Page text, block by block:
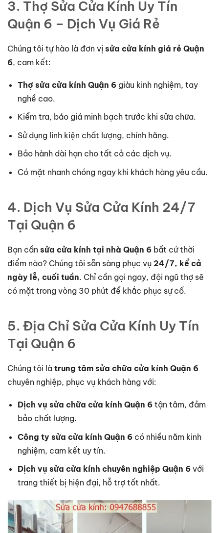
3. Thợ Sửa Cửa Kính Uy Tín
Quận 6 – Dịch Vụ Giá Rẻ
Chúng tôi tự hào là đơn vị sửa cửa kính giá rẻ Quận
6, cam kết:
Thợ sửa cửa kính Quận 6giàu kinh nghiệm, tay
nghề cao.
Kiểm tra, báo giá minh bạch trước khi sửa chữa.
Sử dụng linh kiện chất lượng, chính hãng.
Bảo hành dài hạn cho tất cả các dịch vụ.
Có mặt nhanh chóng ngay khi khách hàng yêu cầu.
4. Dịch Vụ Sửa Cửa Kính 24/7
Tại Quận 6
Bạn cần sửa cửa kính tại nhà Quận 6 bất cứ thời
điểm nào? Chúng tôi sẵn sàng phục vụ 24/7, kể cả
ngày lễ, cuối tuần. Chỉ cần gọi ngay, đội ngũ thợ sẽ
có mặt trong vòng 30 phút để khắc phục sự cố.
5. Địa Chỉ Sửa Cửa Kính Uy Tín
Tại Quận 6
Chúng tôi là trung tâm sửa chữa cửa kính Quận 6
chuyên nghiệp, phục vụ khách hàng với:
Dịch vụ sửa chữa cửa kính Quận 6tận tâm, đảm
bảo chất lượng.
Công ty sửa cửa kính Quận 6có nhiều năm kinh
nghiệm, cam kết uy tín.
Dịch vụ sửa cửa kính chuyên nghiệp Quận 6với
trang thiết bị hiện đại, hỗ trợ tốt nhất.